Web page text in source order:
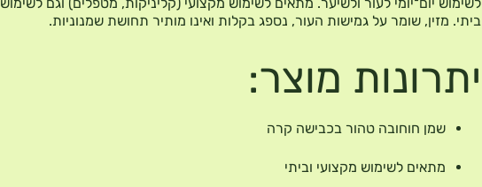
ביתי. מזין, שומר על גמישות העור, נספג בקלות ואינו מותיר תחושת שמנוניות.
יתרונות מוצר:
שמן חוחובה טהור בכבישה קרה
מתאים לשימוש מקצועי וביתי